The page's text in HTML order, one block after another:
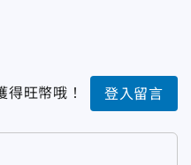
得旺幣哦！ 登入留言